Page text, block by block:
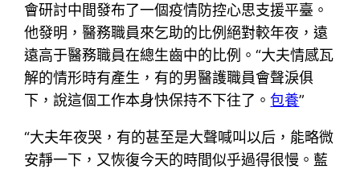
會研討中間發布了一個疫情防控心思支援平臺。
他發明，醫務職員來乞助的比例絕對較年夜，遠
遠高于醫務職員在總生齒中的比例。“大夫情感瓦
解的情形時有產生，有的男醫護職員會聲淚俱
下，說這個工作本身快保持不下往了。包養”
“大夫年夜哭，有的甚至是大聲喊叫以后，能略微
安靜一下，又恢復今天的時間似乎過得很慢。藍